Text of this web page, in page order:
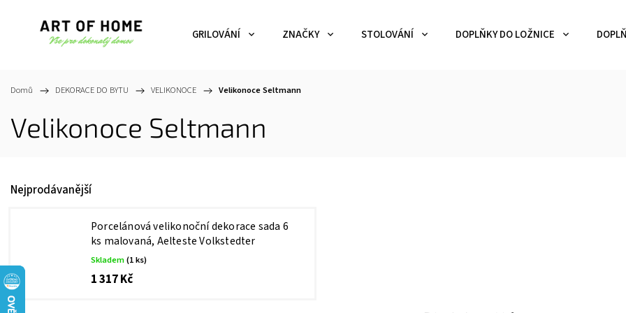
GRILOVÁNÍ ZNAČKY STOLOVÁNÍ DOPLŇKY DO LOŽNICE
Domů / DEKORACE DO BYTU / VELIKONOCE / Velikonoce Seltmann
Velikonoce Seltmann
Nejprodávanější
Porcelánová velikonoční dekorace sada 6
ks malovaná, Aelteste Volkstedter
Skladem(1 ks)
1 317 Kč